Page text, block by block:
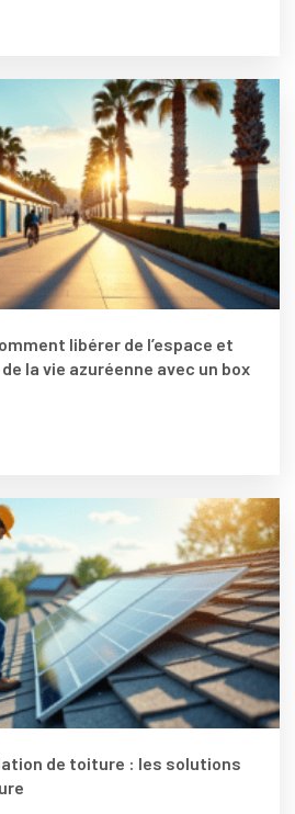
libérer de l’espace et
la vie azuréenne avec un box
de toiture : les solutions